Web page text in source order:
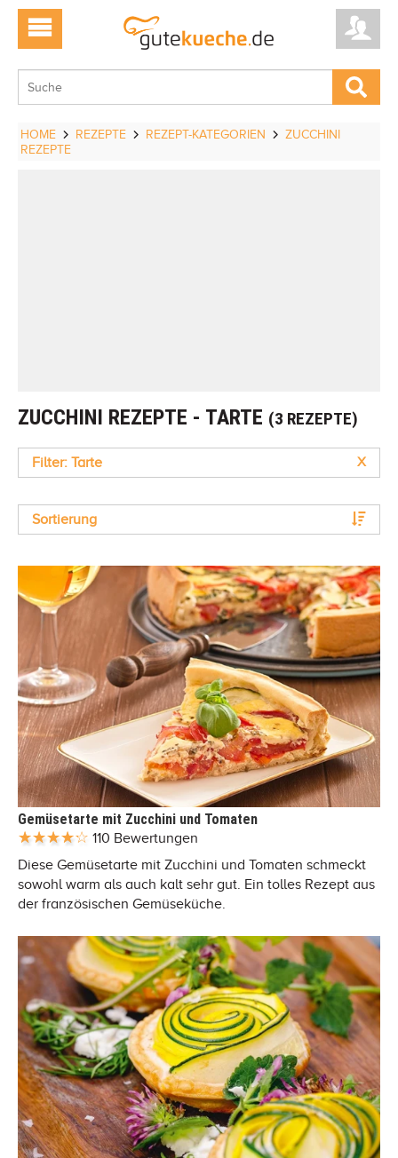
HOME REZEPTE REZEPT-KATEGORIEN
ZUCCHINI
REZEPTE
ZUCCHINI REZEPTE - TARTE (3 REZEPTE)
Filter: Tarte X
Sortierung
Gemüsetarte mit Zucchini und Tomaten
110 Bewertungen
Diese Gemüsetarte mit Zucchini und Tomaten schmeckt
sowohl warm als auch kalt sehr gut. Ein tolles Rezept aus
der französischen Gemüseküche.